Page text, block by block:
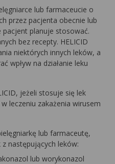
lub farmaceucie o
przez pacjenta obecnie lub
planuje stosować.
bez recepty. HELICID
niektórych innych leków, a
wpływ na działanie leku
jeżeli stosuje się lek
leczeniu zakażenia wirusem
lub farmaceutę,
następujących leków:
lub worykonazol